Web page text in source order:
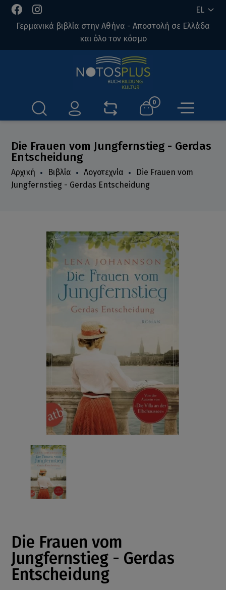
EL
Γερμανικά βιβλία στην Αθήνα - Αποστολή σε Ελλάδα
και όλο τον κόσμο
0
Die Frauen vom Jungfernstieg - Gerdas
Entscheidung
Αρχική Βιβλία Λογοτεχνία
Die Frauen vom
Jungfernstieg - Gerdas Entscheidung
Die Frauen vom
Jungfernstieg - Gerdas
Entscheidung